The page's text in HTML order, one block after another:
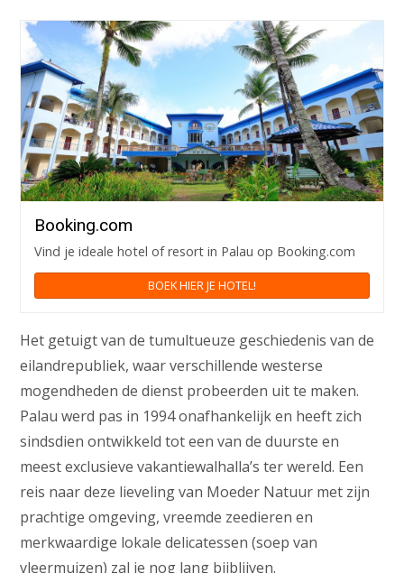
Booking.com
Vind je ideale hotel of resort in Palau op Booking.com
BOEK HIER JE HOTEL!
Het getuigt van de tumultueuze geschiedenis van de
eilandrepubliek, waar verschillende westerse
mogendheden de dienst probeerden uit te maken.
Palau werd pas in 1994 onafhankelijk en heeft zich
sindsdien ontwikkeld tot een van de duurste en
meest exclusieve vakantiewalhalla’s ter wereld. Een
reis naar deze lieveling van Moeder Natuur met zijn
prachtige omgeving, vreemde zeedieren en
merkwaardige lokale delicatessen (soep van
vleermuizen) zal je nog lang bijblijven.